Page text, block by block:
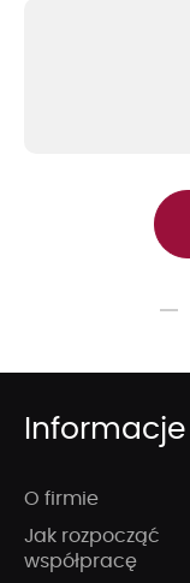
Informacje
O firmie
Jak rozpocząć
współpracę